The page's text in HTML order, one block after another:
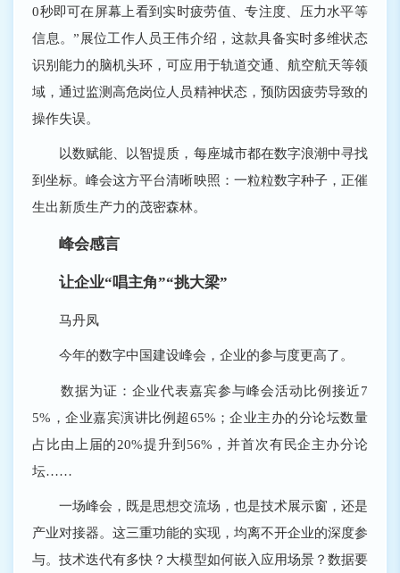
0秒即可在屏幕上看到实时疲劳值、专注度、压力水平等
信息。”展位工作人员王伟介绍，这款具备实时多维状态
识别能力的脑机头环，可应用于轨道交通、航空航天等领
域，通过监测高危岗位人员精神状态，预防因疲劳导致的
操作失误。
以数赋能、以智提质，每座城市都在数字浪潮中寻找
到坐标。峰会这方平台清晰映照：一粒粒数字种子，正催
生出新质生产力的茂密森林。
峰会感言
让企业“唱主角”“挑大梁”
马丹凤
今年的数字中国建设峰会，企业的参与度更高了。
数据为证：企业代表嘉宾参与峰会活动比例接近7
5%，企业嘉宾演讲比例超65%；企业主办的分论坛数量
占比由上届的20%提升到56%，并首次有民企主办分论
坛……
一场峰会，既是思想交流场，也是技术展示窗，还是
产业对接器。这三重功能的实现，均离不开企业的深度参
与。技术迭代有多快？大模型如何嵌入应用场景？数据要